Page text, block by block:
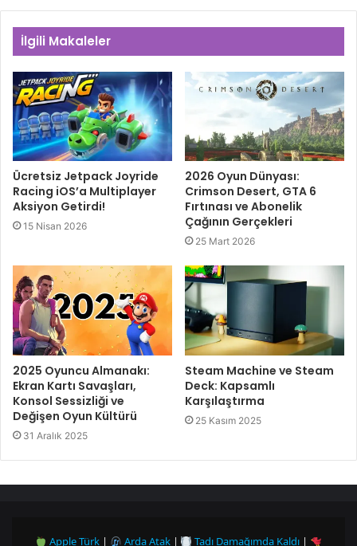
İlgili Makaleler
Ücretsiz Jetpack Joyride
Racing iOS’a Multiplayer
Aksiyon Getirdi!
15 Nisan 2026
2026 Oyun Dünyası:
Crimson Desert, GTA 6
Fırtınası ve Abonelik
Çağının Gerçekleri
25 Mart 2026
2025 Oyuncu Almanakı:
Ekran Kartı Savaşları,
Konsol Sessizliği ve
Değişen Oyun Kültürü
31 Aralık 2025
Steam Machine ve Steam
Deck: Kapsamlı
Karşılaştırma
25 Kasım 2025
Apple Türk| Arda Atak| Tadı Damağımda Kaldı |